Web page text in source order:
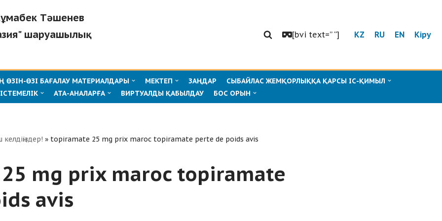
Тәшенев
шаруашылық
[bvi text=” “] KZ RU EN Кіру
ӨЗІ БАҒАЛАУ МАТЕРИАЛДАРЫ МЕКТЕП ЗАҢДАР
СЫБАЙЛАС ЖЕМҚОРЛЫҚҚА ҚАРСЫ ІС-ҚИМЫЛ
АТА-АНАЛАРҒА ВИРТУАЛДЫ ҚАБЫЛДАУ БОС ОРЫН
келдіңіздер! » topiramate 25 mg prix maroc topiramate perte de poids avis
mg prix maroc topiramate
avis